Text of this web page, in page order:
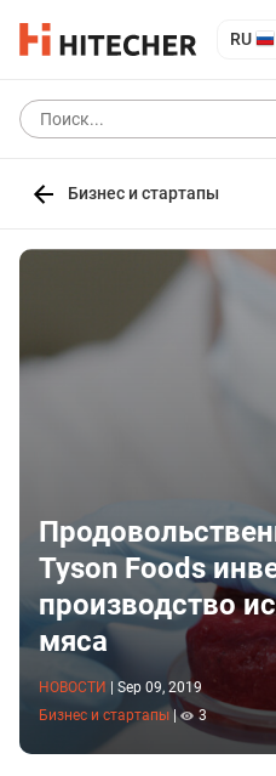
RU
Бизнес и стартапы
Tyson Foods
производство
мяса
НОВОСТИ
Sep 09, 2019
Бизнес и стартапы | 3